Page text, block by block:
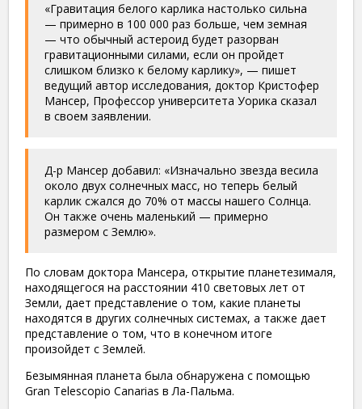
«Гравитация белого карлика настолько сильна
— примерно в 100 000 раз больше, чем земная
— что обычный астероид будет разорван
гравитационными силами, если он пройдет
слишком близко к белому карлику», — пишет
ведущий автор исследования, доктор Кристофер
Мансер, Профессор университета Уорика сказал
в своем заявлении.
Д-р Мансер добавил: «Изначально звезда весила
около двух солнечных масс, но теперь белый
карлик сжался до 70% от массы нашего Солнца.
Он также очень маленький — примерно
размером с Землю».
По словам доктора Мансера, открытие планетезималя,
находящегося на расстоянии 410 световых лет от
Земли, дает представление о том, какие планеты
находятся в других солнечных системах, а также дает
представление о том, что в конечном итоге
произойдет с Землей.
Безымянная планета была обнаружена с помощью
Gran Telescopio Canarias в Ла-Пальма.